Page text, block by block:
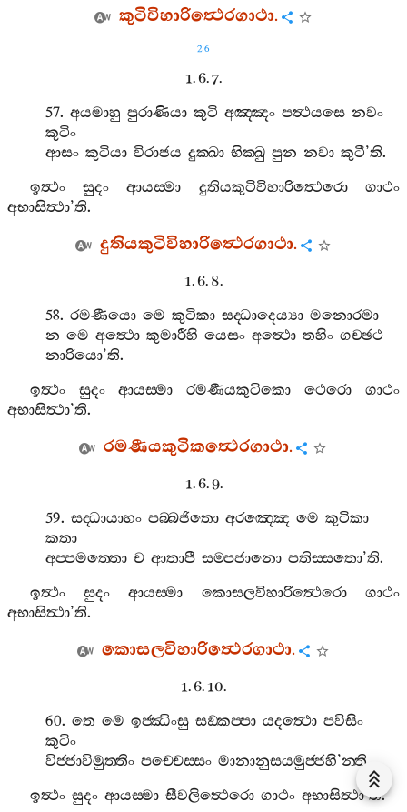
කුටිවිහාරිත්‍ථෙරගාථා.
26
1. 6. 7.
57.අයමාහු පුරාණියා කුටි අඤ‍්ඤං පත්‍ථයසෙ නවං
කුටිං
ආසං කුටියා විරාජය දුක‍්ඛා භික‍්ඛු පුන නවා කුටී’ති.
ඉත්‍ථං
සුදං ආයස‍්මා දුතියකුටිවිහාරිත්‍ථෙරො
ගාථං
අභාසිත්‍ථා’ති.
දුතියකුටිවිහාරිත්‍ථෙරගාථා.
1. 6. 8.
58.රමණීයො මෙ කුටිකා සද‍්ධාදෙය්‍යා මනොරමා
න මෙ අත්‍ථො කුමාරීහි යෙසං අත්‍ථො තහිං ගච‍්ඡථ
නාරියො’ති.
ඉත්‍ථං
සුදං ආයස‍්මා රමණීයකුටිකො ථෙරො
ගාථං
අභාසිත්‍ථා’ති.
රමණීයකුටිකත්‍ථෙරගාථා.
1. 6. 9.
59.සද‍්ධායාහං පබ‍්බජිතො අරඤ‍්ඤෙ මෙ කුටිකා
කතා
අප‍්පමත‍්තො ච ආතාපී සම‍්පජානො පතිස‍්සතො’ති.
ඉත්‍ථං
සුදං ආයස‍්මා කොසලවිහාරිත්‍ථෙරො
ගාථං
අභාසිත්‍ථා’ති.
කොසලවිහාරිත්‍ථෙරගාථා.
1. 6. 10.
60.තෙ මෙ ඉජ‍්ඣිංසු සඞ‍්කප‍්පා යදත්‍ථො පවිසිං
කුටිං
විජ‍්ජාවිමුත‍්තිං පච‍්චෙස‍්සං මානානුසයමුජ‍්ජහි’න‍්ති
ඉත්‍ථං සුදං ආයස‍්මා සීවලිත්‍ථෙරො ගාථං අභාසිත්‍ථා’ති.